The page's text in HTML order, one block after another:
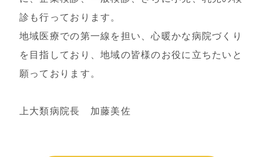
診も行っております。
地域医療での第一線を担い、心暖かな病院づくり
を目指しており、地域の皆様のお役に立ちたいと
願っております。
上大類病院長 加藤美佐